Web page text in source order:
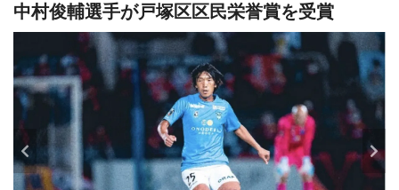
中村俊輔選手が戸塚区区民栄誉賞を受賞